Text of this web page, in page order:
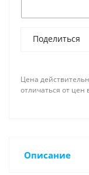
Поделиться
Цена
отличаться от цен
Описание